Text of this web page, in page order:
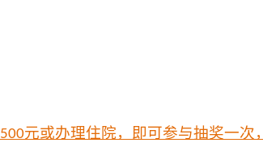
500元或办理住院，即可参与抽奖一次，